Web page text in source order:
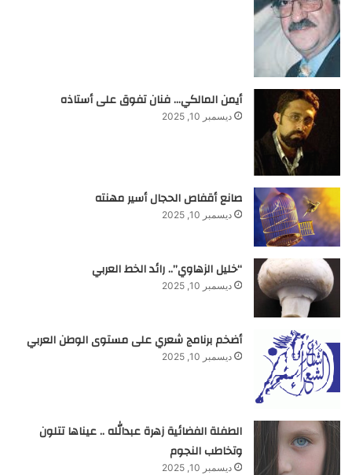
أيمن المالكي… فنان تفوق على أستاذه
ديسمبر 10, 2025
صانع أقفاص الحجال أسير مهنته
ديسمبر 10, 2025
“خليل الزهاوي”.. رائد الخط العربي
ديسمبر 10, 2025
أضخم برنامج شعري على مستوى الوطن العربي
ديسمبر 10, 2025
الطفلة الفضائية زهرة عبدالله .. عيناها تتلون
وتخاطب النجوم
ديسمبر 10, 2025